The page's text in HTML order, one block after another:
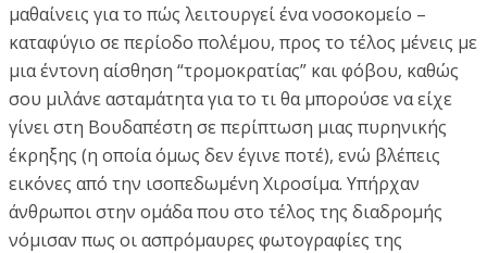
μαθαίνεις για το πώς λειτουργεί ένα νοσοκομείο –
καταφύγιο σε περίοδο πολέμου, προς το τέλος μένεις με
μια έντονη αίσθηση “τρομοκρατίας” και φόβου, καθώς
σου μιλάνε ασταμάτητα για το τι θα μπορούσε να είχε
γίνει στη Βουδαπέστη σε περίπτωση μιας πυρηνικής
έκρηξης (η οποία όμως δεν έγινε ποτέ), ενώ βλέπεις
εικόνες από την ισοπεδωμένη Χιροσίμα. Υπήρχαν
άνθρωποι στην ομάδα που στο τέλος της διαδρομής
νόμισαν πως οι ασπρόμαυρες φωτογραφίες της